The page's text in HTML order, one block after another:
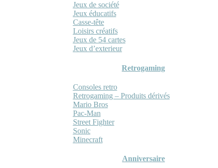
Jeux de société
Jeux éducatifs
Casse-tête
Loisirs créatifs
Jeux de 54 cartes
Jeux d’exterieur
Retrogaming
Consoles retro
Retrogaming – Produits dérivés
Mario Bros
Pac-Man
Street Fighter
Sonic
Minecraft
Anniversaire